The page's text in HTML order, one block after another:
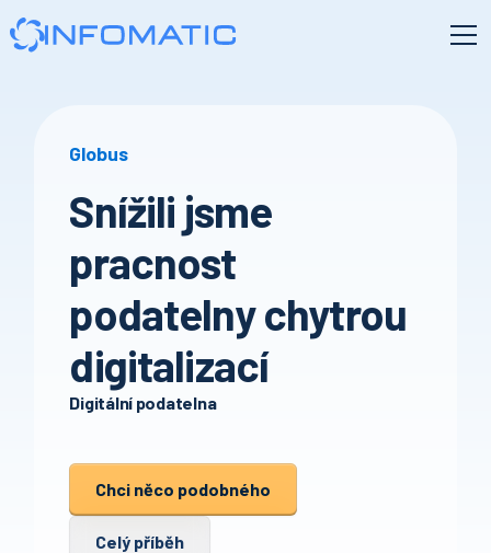
Globus
Snížili jsme
pracnost
podatelny chytrou
digitalizací
Digitální podatelna
Chci něco podobného
Celý příběh